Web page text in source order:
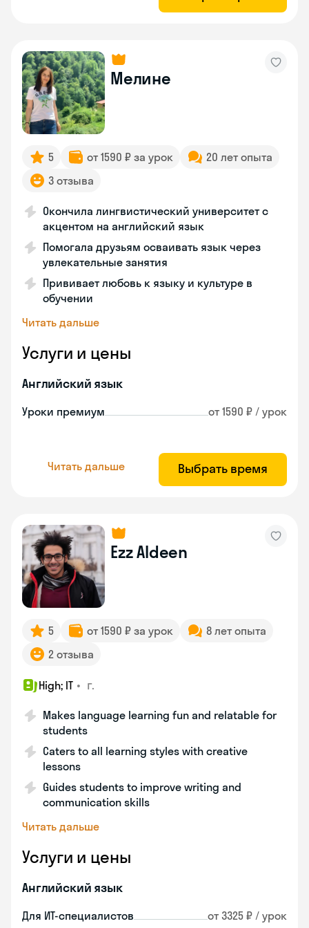
Мелине
5 от 1590 ₽ за урок
20 лет опыта
3 отзыва
Окончила лингвистический университет с
акцентом на английский язык
Помогала друзьям осваивать язык через
увлекательные занятия
Прививает любовь к языку и культуре в
обучении
Читать дальше
Услуги и цены
Английский язык
Уроки премиум от 1590 ₽ / урок
Читать дальше Выбрать время
Ezz Aldeen
5 от 1590 ₽ за урок
8 лет опыта
2 отзыва
High; IT • г.
Makes language learning fun and relatable for
students
Caters to all learning styles with creative
lessons
Guides students to improve writing and
communication skills
Читать дальше
Услуги и цены
Английский язык
Для ИТ-специалистов от 3325 ₽ / урок